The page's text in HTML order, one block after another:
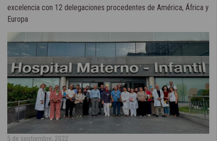
excelencia con 12 delegaciones procedentes de América, África y
Europa
5 de septiembre, 2022